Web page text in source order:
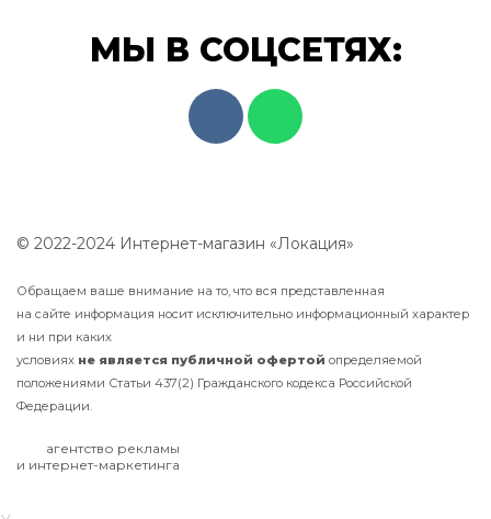
МЫ В СОЦСЕТЯХ:
© 2022-2024 Интернет-магазин «Локация»
Обращаем ваше внимание на то, что вся представленная
на сайте информация носит исключительно информационный характер
и ни при каких
условиях не является публичной офертой определяемой
положениями Статьи 437(2) Гражданского кодекса Российской
Федерации.
агентство рекламы
и интернет-маркетинга